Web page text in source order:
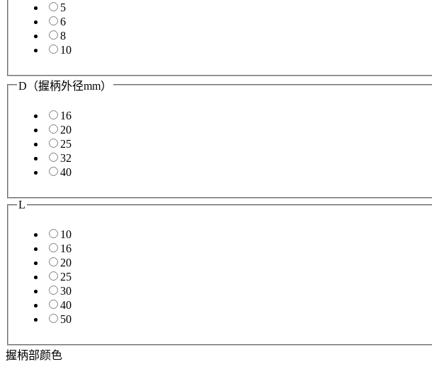
5
6
8
10
D（握柄外径mm）
16
20
25
32
40
L
10
16
20
25
30
40
50
握柄部颜色